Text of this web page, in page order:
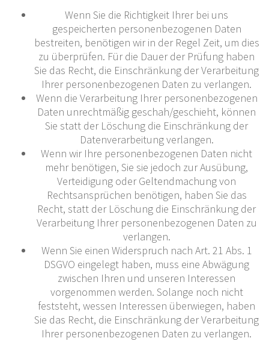
Wenn Sie die Richtigkeit Ihrer bei uns
gespeicherten personenbezogenen Daten
bestreiten, benötigen wir in der Regel Zeit, um dies
zu überprüfen. Für die Dauer der Prüfung haben
Sie das Recht, die Einschränkung der Verarbeitung
Ihrer personenbezogenen Daten zu verlangen.
Wenn die Verarbeitung Ihrer personenbezogenen
Daten unrechtmäßig geschah/geschieht, können
Sie statt der Löschung die Einschränkung der
Datenverarbeitung verlangen.
Wenn wir Ihre personenbezogenen Daten nicht
mehr benötigen, Sie sie jedoch zur Ausübung,
Verteidigung oder Geltendmachung von
Rechtsansprüchen benötigen, haben Sie das
Recht, statt der Löschung die Einschränkung der
Verarbeitung Ihrer personenbezogenen Daten zu
verlangen.
Wenn Sie einen Widerspruch nach Art. 21 Abs. 1
DSGVO eingelegt haben, muss eine Abwägung
zwischen Ihren und unseren Interessen
vorgenommen werden. Solange noch nicht
feststeht, wessen Interessen überwiegen, haben
Sie das Recht, die Einschränkung der Verarbeitung
Ihrer personenbezogenen Daten zu verlangen.